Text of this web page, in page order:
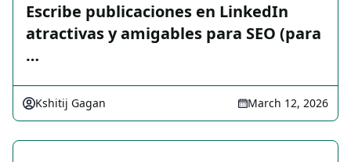
Escribe publicaciones en LinkedIn
atractivas y amigables para SEO (para
…
Kshitij Gagan March 12, 2026